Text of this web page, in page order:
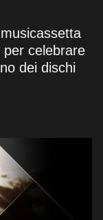
celebrare
dei dischi